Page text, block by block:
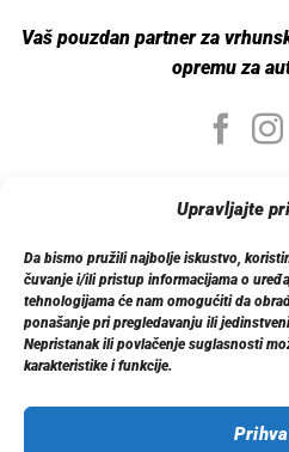
Upravljajte
Da bismo pružili najbolje iskustvo,
čuvanje i/ili pristup informacijama o
tehnologijama će nam omogućiti da
ponašanje pri pregledavanju ili
Nepristanak ili povlačenje suglasnosti
karakteristike i funkcije.
Vaš pouzdan partner za
opremu za
Moj
Moj
Moje
Detalji
Log
Politika